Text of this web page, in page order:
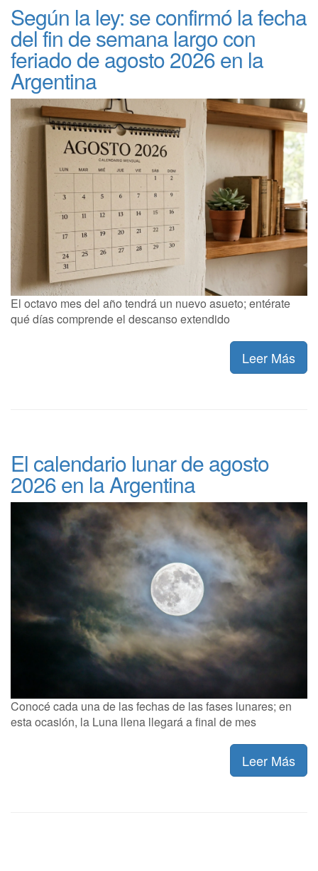
Según la ley: se confirmó la fecha
del fin de semana largo con
feriado de agosto 2026 en la
Argentina
El octavo mes del año tendrá un nuevo asueto; entérate
qué días comprende el descanso extendido
Leer Más
El calendario lunar de agosto
2026 en la Argentina
Conocé cada una de las fechas de las fases lunares; en
esta ocasión, la Luna llena llegará a final de mes
Leer Más